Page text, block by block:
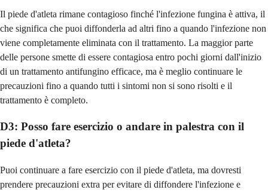
Il piede d'atleta rimane contagioso finché l'infezione fungina è attiva, il
che significa che puoi diffonderla ad altri fino a quando l'infezione non
viene completamente eliminata con il trattamento. La maggior parte
delle persone smette di essere contagiosa entro pochi giorni dall'inizio
di un trattamento antifungino efficace, ma è meglio continuare le
precauzioni fino a quando tutti i sintomi non si sono risolti e il
trattamento è completo.
D3: Posso fare esercizio o andare in palestra con il
piede d'atleta?
Puoi continuare a fare esercizio con il piede d'atleta, ma dovresti
prendere precauzioni extra per evitare di diffondere l'infezione e